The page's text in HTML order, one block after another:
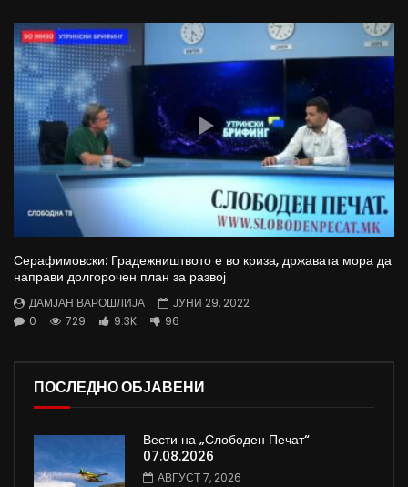
Серафимовски: Градежништвото е во криза, државата мора да
направи долгорочен план за развој
ДАМЈАН ВАРОШЛИЈА
ЈУНИ 29, 2022
0
729 9.3K 96
ПОСЛЕДНО ОБЈАВЕНИ
Вести на „Слободен Печат“
07.08.2026
АВГУСТ 7, 2026